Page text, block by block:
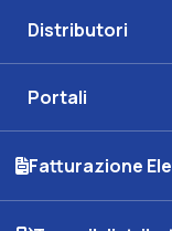
Distributori
Portali
Fatturazione